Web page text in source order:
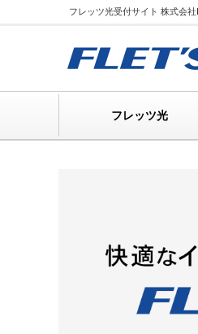
フレッツ光受付サイト 株式会
フレッツ光